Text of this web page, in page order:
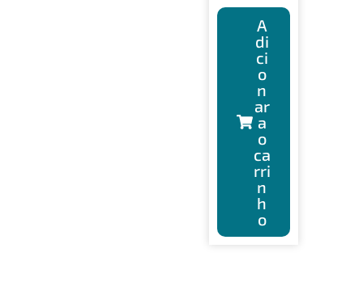
A
di
ci
o
n
ar
a
o
ca
rri
n
h
o